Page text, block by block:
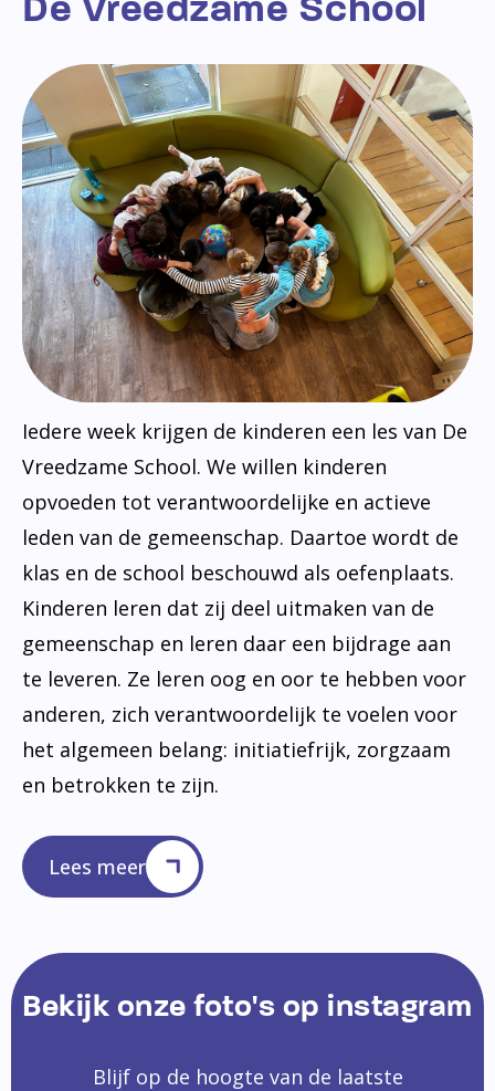
Iedere week krijgen de kinderen een les van De
Vreedzame School. We willen kinderen
opvoeden tot verantwoordelijke en actieve
leden van de gemeenschap. Daartoe wordt de
klas en de school beschouwd als oefenplaats.
Kinderen leren dat zij deel uitmaken van de
gemeenschap en leren daar een bijdrage aan
te leveren. Ze leren oog en oor te hebben voor
anderen, zich verantwoordelijk te voelen voor
het algemeen belang: initiatiefrijk, zorgzaam
en betrokken te zijn.
Lees meer
Bekijk onze foto's op instagram
Blijf op de hoogte van de laatste